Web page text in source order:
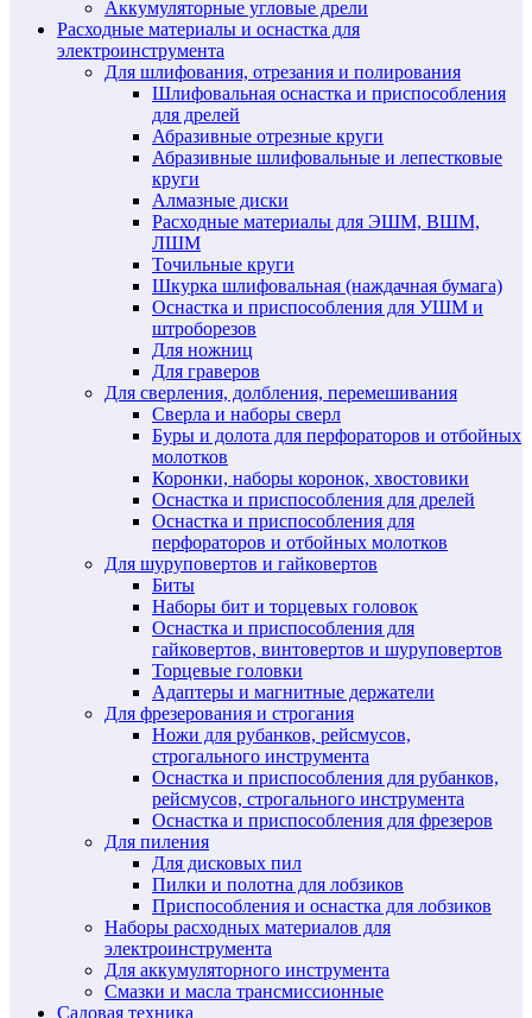
Аккумуляторные угловые дрели
Расходные материалы и оснастка для
электроинструмента
Для шлифования, отрезания и полирования
Шлифовальная оснастка и приспособления
для дрелей
Абразивные отрезные круги
Абразивные шлифовальные и лепестковые
круги
Алмазные диски
Расходные материалы для ЭШМ, ВШМ,
ЛШМ
Точильные круги
Шкурка шлифовальная (наждачная бумага)
Оснастка и приспособления для УШМ и
штроборезов
Для ножниц
Для граверов
Для сверления, долбления, перемешивания
Сверла и наборы сверл
Буры и долота для перфораторов и отбойных
молотков
Коронки, наборы коронок, хвостовики
Оснастка и приспособления для дрелей
Оснастка и приспособления для
перфораторов и отбойных молотков
Для шуруповертов и гайковертов
Биты
Наборы бит и торцевых головок
Оснастка и приспособления для
гайковертов, винтовертов и шуруповертов
Торцевые головки
Адаптеры и магнитные держатели
Для фрезерования и строгания
Ножи для рубанков, рейсмусов,
строгального инструмента
Оснастка и приспособления для рубанков,
рейсмусов, строгального инструмента
Оснастка и приспособления для фрезеров
Для пиления
Для дисковых пил
Пилки и полотна для лобзиков
Приспособления и оснастка для лобзиков
Наборы расходных материалов для
электроинструмента
Для аккумуляторного инструмента
Смазки и масла трансмиссионные
Садовая техника